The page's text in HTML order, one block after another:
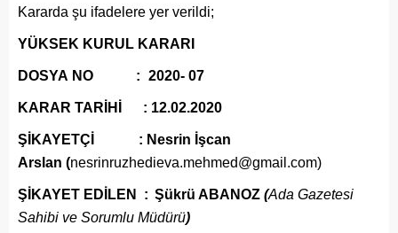
Kararda şu ifadelere yer verildi;
YÜKSEK KURUL KARARI
DOSYA NO : 2020- 07
KARAR TARİHİ : 12.02.2020
ŞİKAYETÇİ : Nesrin İşcan
Arslan (nesrinruzhedieva.mehmed@gmail.com)
ŞİKAYET EDİLEN : Şükrü ABANOZ (Ada Gazetesi
Sahibi ve Sorumlu Müdürü)